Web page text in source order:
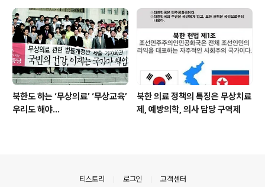
북한도 하는 ‘무상의료’ ‘무상교육’
우리도 해야...
북한 의료 정책의 특징은 무상치료
제, 예방의학, 의사 담당 구역제
티스토리 로그인 고객센터